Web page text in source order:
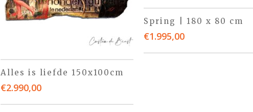
Alles is liefde 150x100cm
€2.990,00
Spring | 180 x 80 cm
€1.995,00